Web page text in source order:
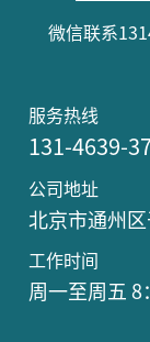
微信联系
服务热线
131-4639-
公司地址
北京市通州
工作时间
周一至周五